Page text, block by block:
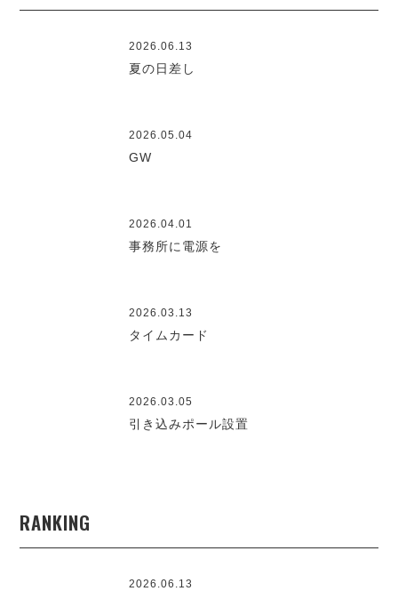
2026.06.13
夏の日差し
2026.05.04
GW
2026.04.01
事務所に電源を
2026.03.13
タイムカード
2026.03.05
引き込みポール設置
RANKING
2026.06.13